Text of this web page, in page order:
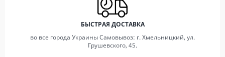
БЫСТРАЯ ДОСТАВКА
во все города Украины Самовывоз: г. Хмельницкий, ул.
Грушевского, 45.